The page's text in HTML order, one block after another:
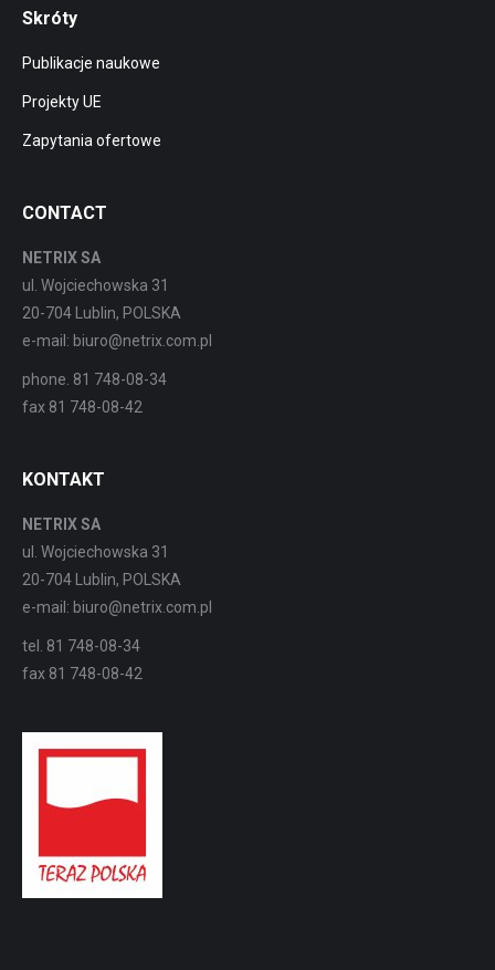
Skróty
Publikacje naukowe
Projekty UE
Zapytania ofertowe
CONTACT
NETRIX SA
ul. Wojciechowska 31
20-704 Lublin, POLSKA
e-mail: biuro@netrix.com.pl
phone. 81 748-08-34
fax 81 748-08-42
KONTAKT
NETRIX SA
ul. Wojciechowska 31
20-704 Lublin, POLSKA
e-mail: biuro@netrix.com.pl
tel. 81 748-08-34
fax 81 748-08-42